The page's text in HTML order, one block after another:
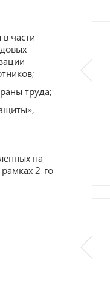
части
труда;
на
2-го